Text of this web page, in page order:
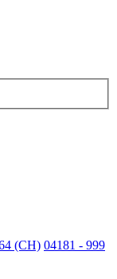
(CH) 04181 - 999